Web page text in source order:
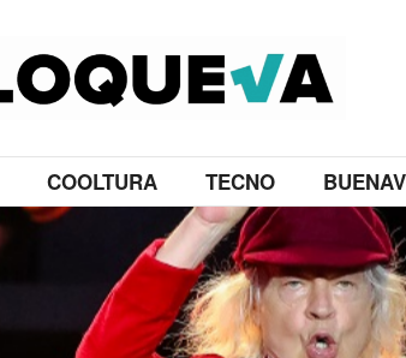
COOLTURA TECNO